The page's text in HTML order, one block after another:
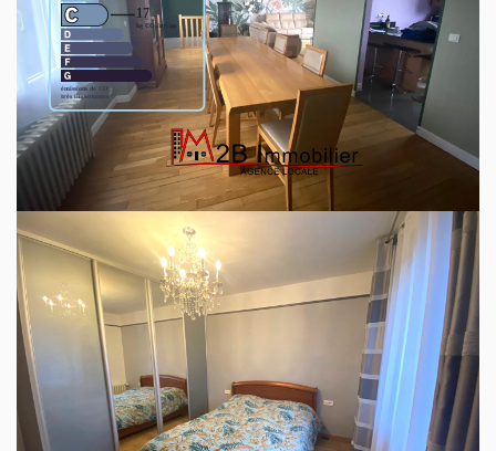
Montant estimé des dépenses annuelles d'énergie pour un
usage standard entre 1790€ et 2490€. indexées aux années
2021,2022 et 2023 (abonnement compris).
Ce bien est soumis à un diagnostic ERP (État
des Risques et Pollutions). Pour en savoir plus,
rendez-vous surhttps://www.georisques.gouv.fr/